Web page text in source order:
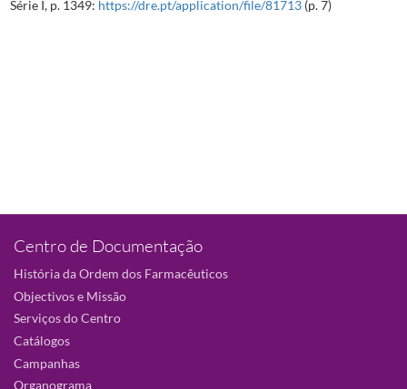
Série I, p. 1349: https://dre.pt/application/file/81713(p. 7)
Centro de Documentação
História da Ordem dos Farmacêuticos
Objectivos e Missão
Serviços do Centro
Catálogos
Campanhas
Organograma